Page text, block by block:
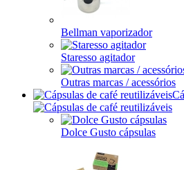
Bellman vaporizador
Staresso agitador
Outras marcas / acessórios
Dolce Gusto cápsulas